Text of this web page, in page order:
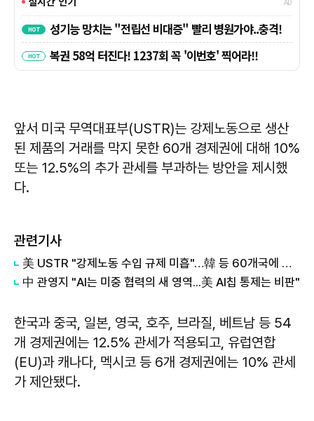
앞서 미국 무역대표부(USTR)는 강제노동으로 생산
된 제품의 거래를 막지 못한 60개 경제권에 대해 10%
또는 12.5%의 추가 관세를 부과하는 방안을 제시했
다.
관련기사
美 USTR "강제노동 수입 규제 미흡"…韓 등 60개국에 최대 12.5% 관세 추진
中 관영지 "AI는 미중 협력의 새 영역...美 AI칩 통제는 비판"
한국과 중국, 일본, 영국, 호주, 브라질, 베트남 등 54
개 경제권에는 12.5% 관세가 적용되고, 유럽연합
(EU)과 캐나다, 멕시코 등 6개 경제권에는 10% 관세
가 제안됐다.